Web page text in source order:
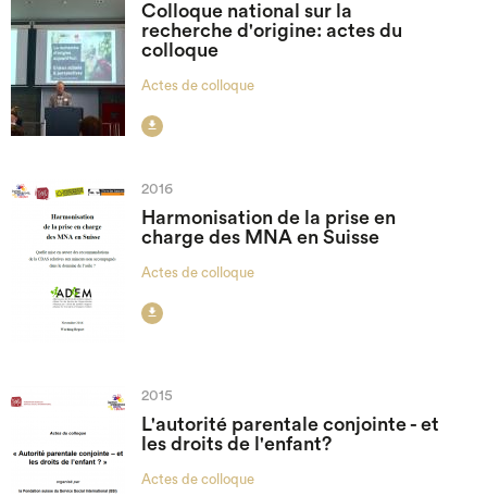
Colloque national sur la
recherche d'origine: actes du
colloque
Actes de colloque

2016
Harmonisation de la prise en
charge des MNA en Suisse
Actes de colloque

2015
L'autorité parentale conjointe - et
les droits de l'enfant?
Actes de colloque